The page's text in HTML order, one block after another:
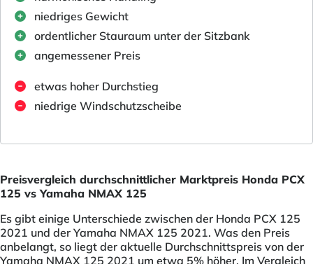
niedriges Gewicht
ordentlicher Stauraum unter der Sitzbank
angemessener Preis
etwas hoher Durchstieg
niedrige Windschutzscheibe
Preisvergleich durchschnittlicher Marktpreis Honda PCX
125 vs Yamaha NMAX 125
Es gibt einige Unterschiede zwischen der Honda PCX 125
2021 und der Yamaha NMAX 125 2021. Was den Preis
anbelangt, so liegt der aktuelle Durchschnittspreis von der
Yamaha NMAX 125 2021 um etwa 5% höher. Im Vergleich